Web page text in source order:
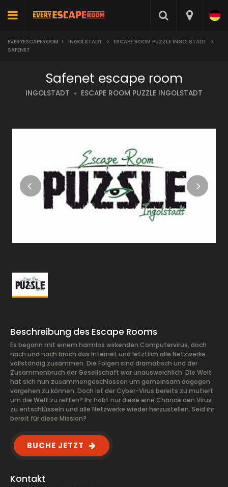
EVERYESCAPEROOM > INGOLSTADT > ESCAPE ROOM PUZZLE INGOLSTADT
>
SAFENET
Safenet escape room
INGOLSTADT ESCAPE ROOM PUZZLE INGOLSTADT
Beschreibung des Escape Rooms
Es begann mit einem harmlos wirkenden Computervirus, doch
nach und nach brach das Internet und letztlich alle Netzwerke
vollständig zusammen. Die Folgen sind dramatisch und der
Zusammenbruch der Gesellschaft war unausweichlich. Die Welt
hat sich nun zusammengeschlossen um gemeinsam dagegen
vorgehen zu können. Doch ist der Cyber-Virus bereits zu mutiert
um die Welt zu retten? Ihr habt nur diese eine Chance den Virus
zu entschlüsseln und alle Netzwerke wieder herzustellen. Seid ihr
bereit für diese Mission?
BUCHE JETZT
Kontakt